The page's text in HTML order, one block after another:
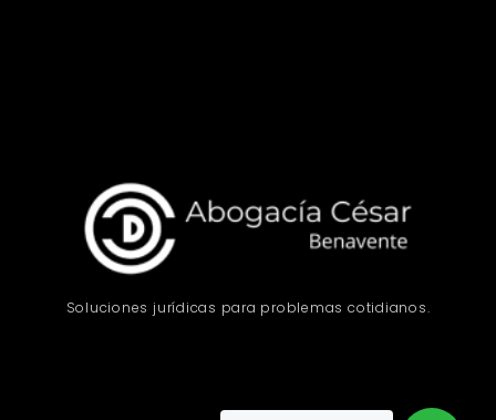
Soluciones jurídicas para problemas cotidianos.